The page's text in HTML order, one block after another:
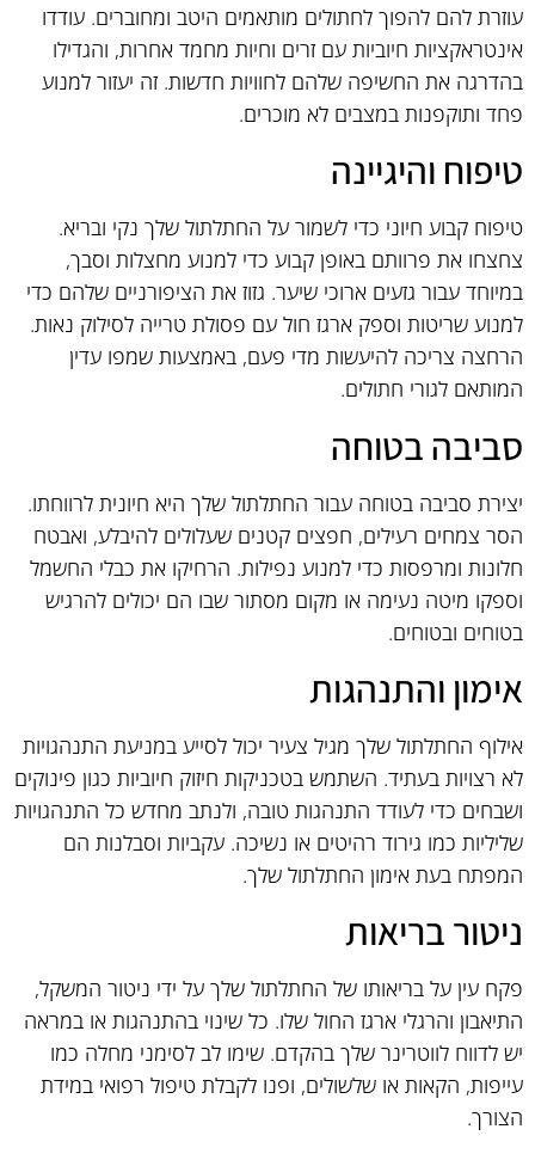
עוזרת להם להפוך לחתולים מותאמים היטב ומחוברים. עודדו
אינטראקציות חיוביות עם זרים וחיות מחמד אחרות, והגדילו
בהדרגה את החשיפה שלהם לחוויות חדשות. זה יעזור למנוע
פחד ותוקפנות במצבים לא מוכרים.
טיפוח והיגיינה
טיפוח קבוע חיוני כדי לשמור על החתלתול שלך נקי ובריא.
צחצחו את פרוותם באופן קבוע כדי למנוע מחצלות וסבך,
במיוחד עבור גזעים ארוכי שיער. גזוז את הציפורניים שלהם כדי
למנוע שריטות וספק ארגז חול עם פסולת טרייה לסילוק נאות.
הרחצה צריכה להיעשות מדי פעם, באמצעות שמפו עדין
המותאם לגורי חתולים.
סביבה בטוחה
יצירת סביבה בטוחה עבור החתלתול שלך היא חיונית לרווחתו.
הסר צמחים רעילים, חפצים קטנים שעלולים להיבלע, ואבטח
חלונות ומרפסות כדי למנוע נפילות. הרחיקו את כבלי החשמל
וספקו מיטה נעימה או מקום מסתור שבו הם יכולים להרגיש
בטוחים ובטוחים.
אימון והתנהגות
אילוף החתלתול שלך מגיל צעיר יכול לסייע במניעת התנהגויות
לא רצויות בעתיד. השתמש בטכניקות חיזוק חיוביות כגון פינוקים
ושבחים כדי לעודד התנהגות טובה, ולנתב מחדש כל התנהגויות
שליליות כמו גירוד רהיטים או נשיכה. עקביות וסבלנות הם
המפתח בעת אימון החתלתול שלך.
ניטור בריאות
פקח עין על בריאותו של החתלתול שלך על ידי ניטור המשקל,
התיאבון והרגלי ארגז החול שלו. כל שינוי בהתנהגות או במראה
יש לדווח לווטרינר שלך בהקדם. שימו לב לסימני מחלה כמו
עייפות, הקאות או שלשולים, ופנו לקבלת טיפול רפואי במידת
הצורך.